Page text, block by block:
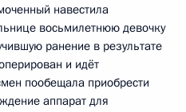
навестила
восьмилетнюю девочку
ранение в результате
и идёт
пообещала приобрести
аппарат для